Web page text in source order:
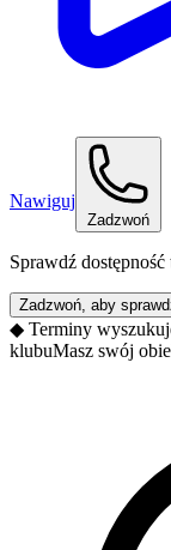
Nawiguj
Zadzwoń
Sprawdź
Zadzwoń, aby
◆ Terminy
klubuMasz swój